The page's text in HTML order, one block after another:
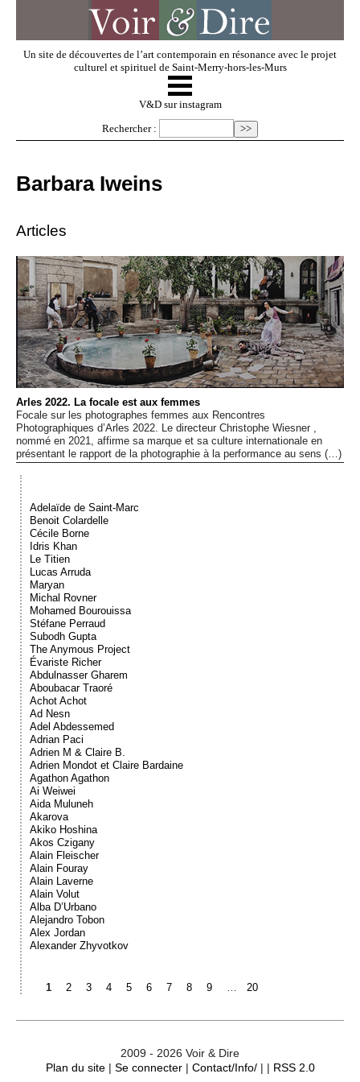
Un site de découvertes de l’art contemporain en résonance avec le projet
culturel et spirituel de Saint-Merry-hors-les-Murs
V & D
Regarder
Dossiers
Événements
Sacré
☰
V&D sur instagram
Rechercher :
Barbara Iweins
Articles
Arles 2022. La focale est aux femmes
Focale sur les photographes femmes aux Rencontres
Photographiques d’Arles 2022. Le directeur Christophe Wiesner ,
nommé en 2021, affirme sa marque et sa culture internationale en
présentant le rapport de la photographie à la performance au sens (…)
Adelaïde de Saint-Marc
Benoit Colardelle
Cécile Borne
Idris Khan
Le Titien
Lucas Arruda
Maryan
Michal Rovner
Mohamed Bourouissa
Stéfane Perraud
Subodh Gupta
The Anymous Project
Évariste Richer
Abdulnasser Gharem
Aboubacar Traoré
Achot Achot
Ad Nesn
Adel Abdessemed
Adrian Paci
Adrien M & Claire B.
Adrien Mondot et Claire Bardaine
Agathon Agathon
Ai Weiwei
Aida Muluneh
Akarova
Akiko Hoshina
Akos Czigany
Alain Fleischer
Alain Fouray
Alain Laverne
Alain Volut
Alba D’Urbano
Alejandro Tobon
Alex Jordan
Alexander Zhyvotkov
1 2 3 4 5 6 7 8 9 … 20
2009 - 2026 Voir & Dire
Plan du site| Se connecter| Contact/Info/| | RSS 2.0